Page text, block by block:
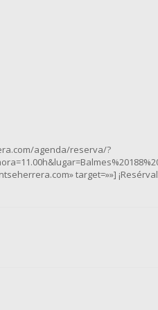
agenda/reserva/?
target=»»]